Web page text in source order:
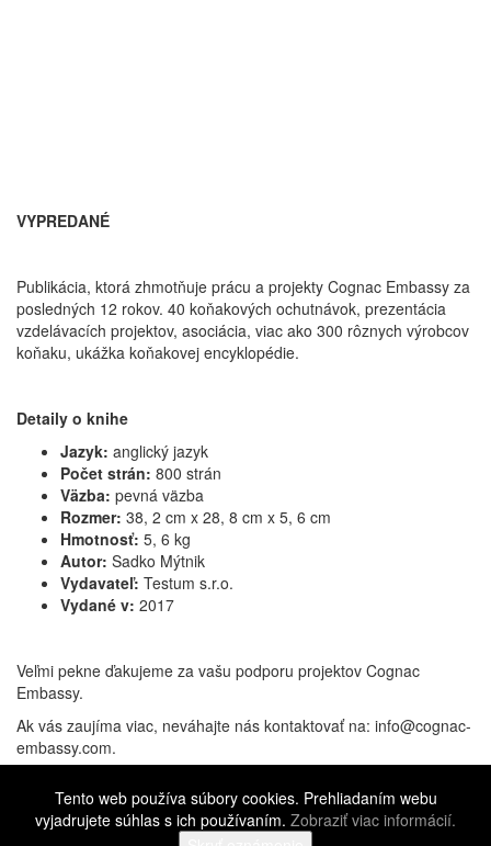
VYPREDANÉ
Publikácia, ktorá zhmotňuje prácu a projekty Cognac Embassy za
posledných 12 rokov. 40 koňakových ochutnávok, prezentácia
vzdelávacích projektov, asociácia, viac ako 300 rôznych výrobcov
koňaku, ukážka koňakovej encyklopédie.
Detaily o knihe
Jazyk: anglický jazyk
Počet strán: 800 strán
Väzba: pevná väzba
Rozmer: 38, 2 cm x 28, 8 cm x 5, 6 cm
Hmotnosť: 5, 6 kg
Autor: Sadko Mýtnik
Vydavateľ: Testum s.r.o.
Vydané v: 2017
Veľmi pekne ďakujeme za vašu podporu projektov Cognac
Embassy.
Ak vás zaujíma viac, neváhajte nás kontaktovať na: info@cognac-
embassy.com.
Facebook
TwitterLinkedInPinterestGmailMessenger
Share
2016 - 2026 Cognac Embassy
Tento web používa súbory cookies. Prehliadaním webu
vyjadrujete súhlas s ich používaním. Zobraziť viac informácií.